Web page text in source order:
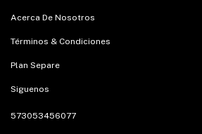
Acerca De Nosotros
Términos & Condiciones
Plan Separe
Siguenos
573053456077